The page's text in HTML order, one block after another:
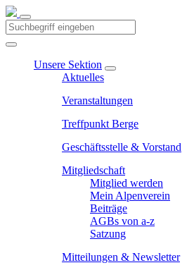
Unsere Sektion
Aktuelles
Veranstaltungen
Treffpunkt Berge
Geschäftsstelle & Vorstand
Mitgliedschaft
Mitglied werden
Mein Alpenverein
Beiträge
AGBs von a-z
Satzung
Mitteilungen & Newsletter